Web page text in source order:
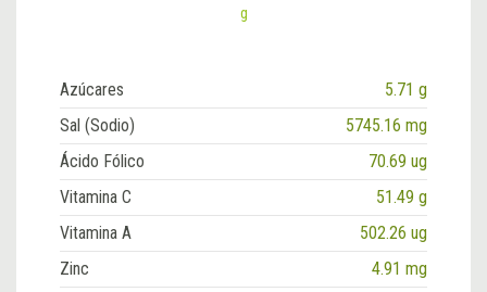
g
Azúcares
5.71 g
Sal (Sodio)
5745.16 mg
Ácido Fólico
70.69 ug
Vitamina C
51.49 g
Vitamina A
502.26 ug
Zinc
4.91 mg